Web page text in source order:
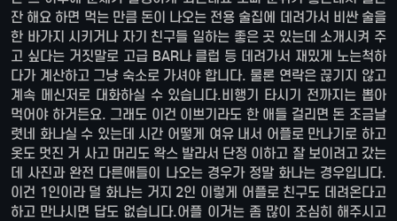
잔 해요 하면 먹는 만큼 돈이 나오는 전용 술집에 데려가서 비싼 술을
한 바가지 시키거나 자기 친구들 일하는 좋은 곳 있는데 소개시켜 주
고 싶다는 거짓말로 고급 BAR나 클럽 등 데려가서 재밌게 노는척하
다가 계산하고 그냥 숙소로 가셔야 합니다. 물론 연락은 끊기지 않고
계속 메신저로 대화하실 수 있습니다.비행기 타시기 전까지는 뽑아
먹어야 하거든요. 그래도 이건 이쁘기라도 한 애들 걸리면 돈 조금날
렷네 화나실 수 있는데 시간 어떻게 여유 내서 어플로 만나기로 하고
옷도 멋진 거 사고 머리도 왁스 발라서 단정 이하고 잘 보이려고 갔는
데 사진과 완전 다른애들이 나오는 경우가 정말 화나는 경우입니다.
이건 1인이라 덜 화나는 거지 2인 이렇게 어플로 친구도 데려온다고
하고 만나시면 답도 없습니다.어플 이거는 좀 많이 조심히 해주시고